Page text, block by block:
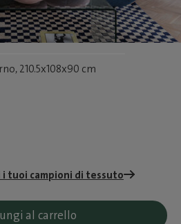
, 210.5x108x90 cm
i tuoi campioni di tessuto
al carrello